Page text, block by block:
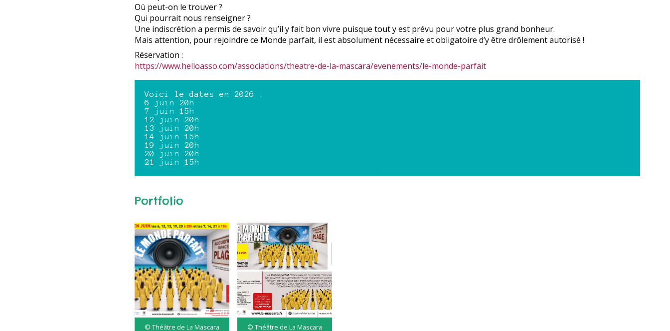
Où peut-on le trouver ?
Qui pourrait nous renseigner ?
Une indiscrétion a permis de savoir qu’il y fait bon vivre puisque tout y est prévu pour votre plus grand bonheur.
Mais attention, pour rejoindre ce Monde parfait, il est absolument nécessaire et obligatoire d’y être drôlement autorisé !
Réservation :
https://www.helloasso.com/associations/theatre-de-la-mascara/evenements/le-monde-parfait
Voici le dates en 2026 :
6 juin 20h
7 juin 15h
12 juin 20h
13 juin 20h
14 juin 15h
19 juin 20h
20 juin 20h
21 juin 15h
Portfolio
© Théâtre de La Mascara © Théâtre de La Mascara